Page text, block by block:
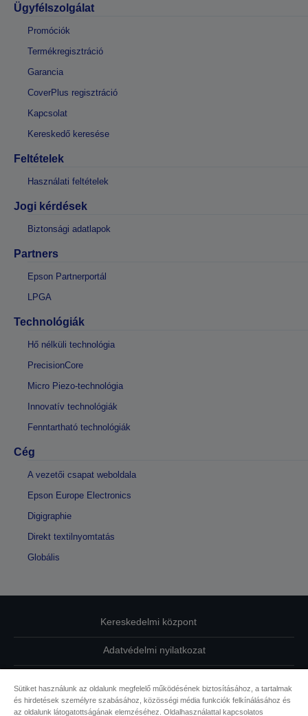
Ügyfélszolgálat
Promóciók
Termékregisztráció
Garancia
CoverPlus regisztráció
Kapcsolat
Kereskedő keresése
Feltételek
Használati feltételek
Jogi kérdések
Biztonsági adatlapok
Partners
Epson Partnerportál
LPGA
Technológiák
Hő nélküli technológia
PrecisionCore
Micro Piezo-technológia
Innovatív technológiák
Fenntartható technológiák
Cég
A vezetői csapat weboldala
Epson Europe Electronics
Digigraphie
Direkt textilnyomtatás
Globális
Kereskedelmi központ
Adatvédelmi nyilatkozat
Kapcsolatfelvétel
Sütiket használunk az oldalunk megfelelő működésének biztosításához, a tartalmak
és hirdetések személyre szabásához, közösségi média funkciók felkínálásához és
az oldalunk látogatottságának elemzéséhez. Oldalhasználattal kapcsolatos